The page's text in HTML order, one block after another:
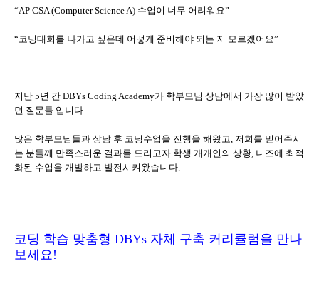
“AP CSA (Computer Science A) 수업이 너무 어려워요”
“코딩대회를 나가고 싶은데 어떻게 준비해야 되는 지 모르겠어요”
지난 5년 간 DBYs Coding Academy가 학부모님 상담에서 가장 많이 받았
던 질문들 입니다.
많은 학부모님들과 상담 후 코딩수업을 진행을 해왔고, 저희를 믿어주시
는 분들께 만족스러운 결과를 드리고자 학생 개개인의 상황, 니즈에 최적
화된 수업을 개발하고 발전시켜왔습니다.
코딩 학습 맞춤형 DBYs 자체 구축 커리큘럼을 만나
보세요!